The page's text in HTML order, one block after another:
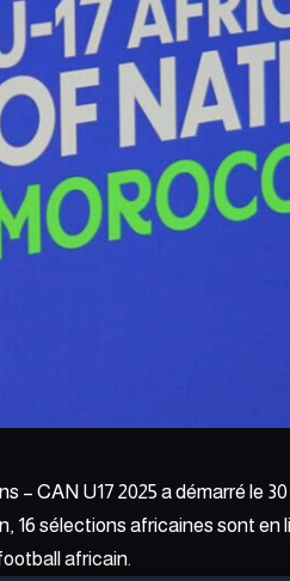
– CAN U17 2025 a démarré le
16 sélections africaines sont
africain.